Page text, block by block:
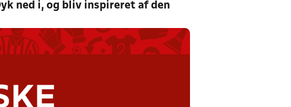
ned i, og bliv inspireret af den